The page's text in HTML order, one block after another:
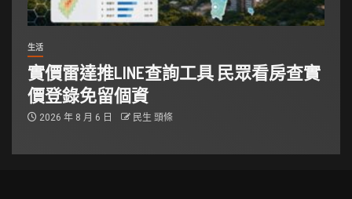
生活
實價雷達推LINE查詢工具 民眾看房查實
價登錄免留個資
2026 年 8 月 6 日 民生 頭條